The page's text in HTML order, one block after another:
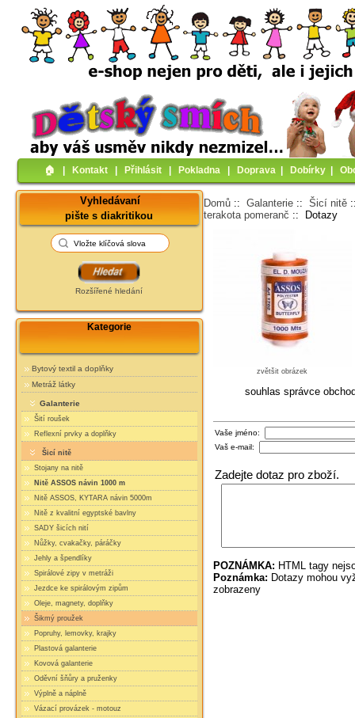
🏠︎ Kontakt Přihlásit Pokladna Doprava Dobírky
Vyhledávaní
pište s diakritikou
Rozšířené hledání
Kategorie
Bytový textil a doplňky
Metráž látky
Galanterie
Šití roušek
Reflexní prvky a doplňky
Šicí nitě
Stojany na nitě
Nitě ASSOS návin 1000 m
Nitě ASSOS, KYTARA návin 5000m
Nitě z kvalitní egyptské bavlny
SADY šicích nití
Nůžky, cvakačky, páráčky
Jehly a špendlíky
Spirálové zipy v metráži
Jezdce ke spirálovým zipům
Oleje, magnety, doplňky
Šikmý proužek
Popruhy, lemovky, krajky
Plastová galanterie
Kovová galanterie
Oděvní šňůry a pruženky
Výplně a náplně
Vázací provázek - motouz
Domů ::Galanterie ::Šicí nitě
terakota pomeranč :: Dotazy
zvětšit obrázek
souhlas správce
Vaše jméno:
Vaš e-mail:
Zadejte dotaz pro zboží.
POZNÁMKA: HTML tagy
Poznámka: Dotazy mohou
zobrazeny